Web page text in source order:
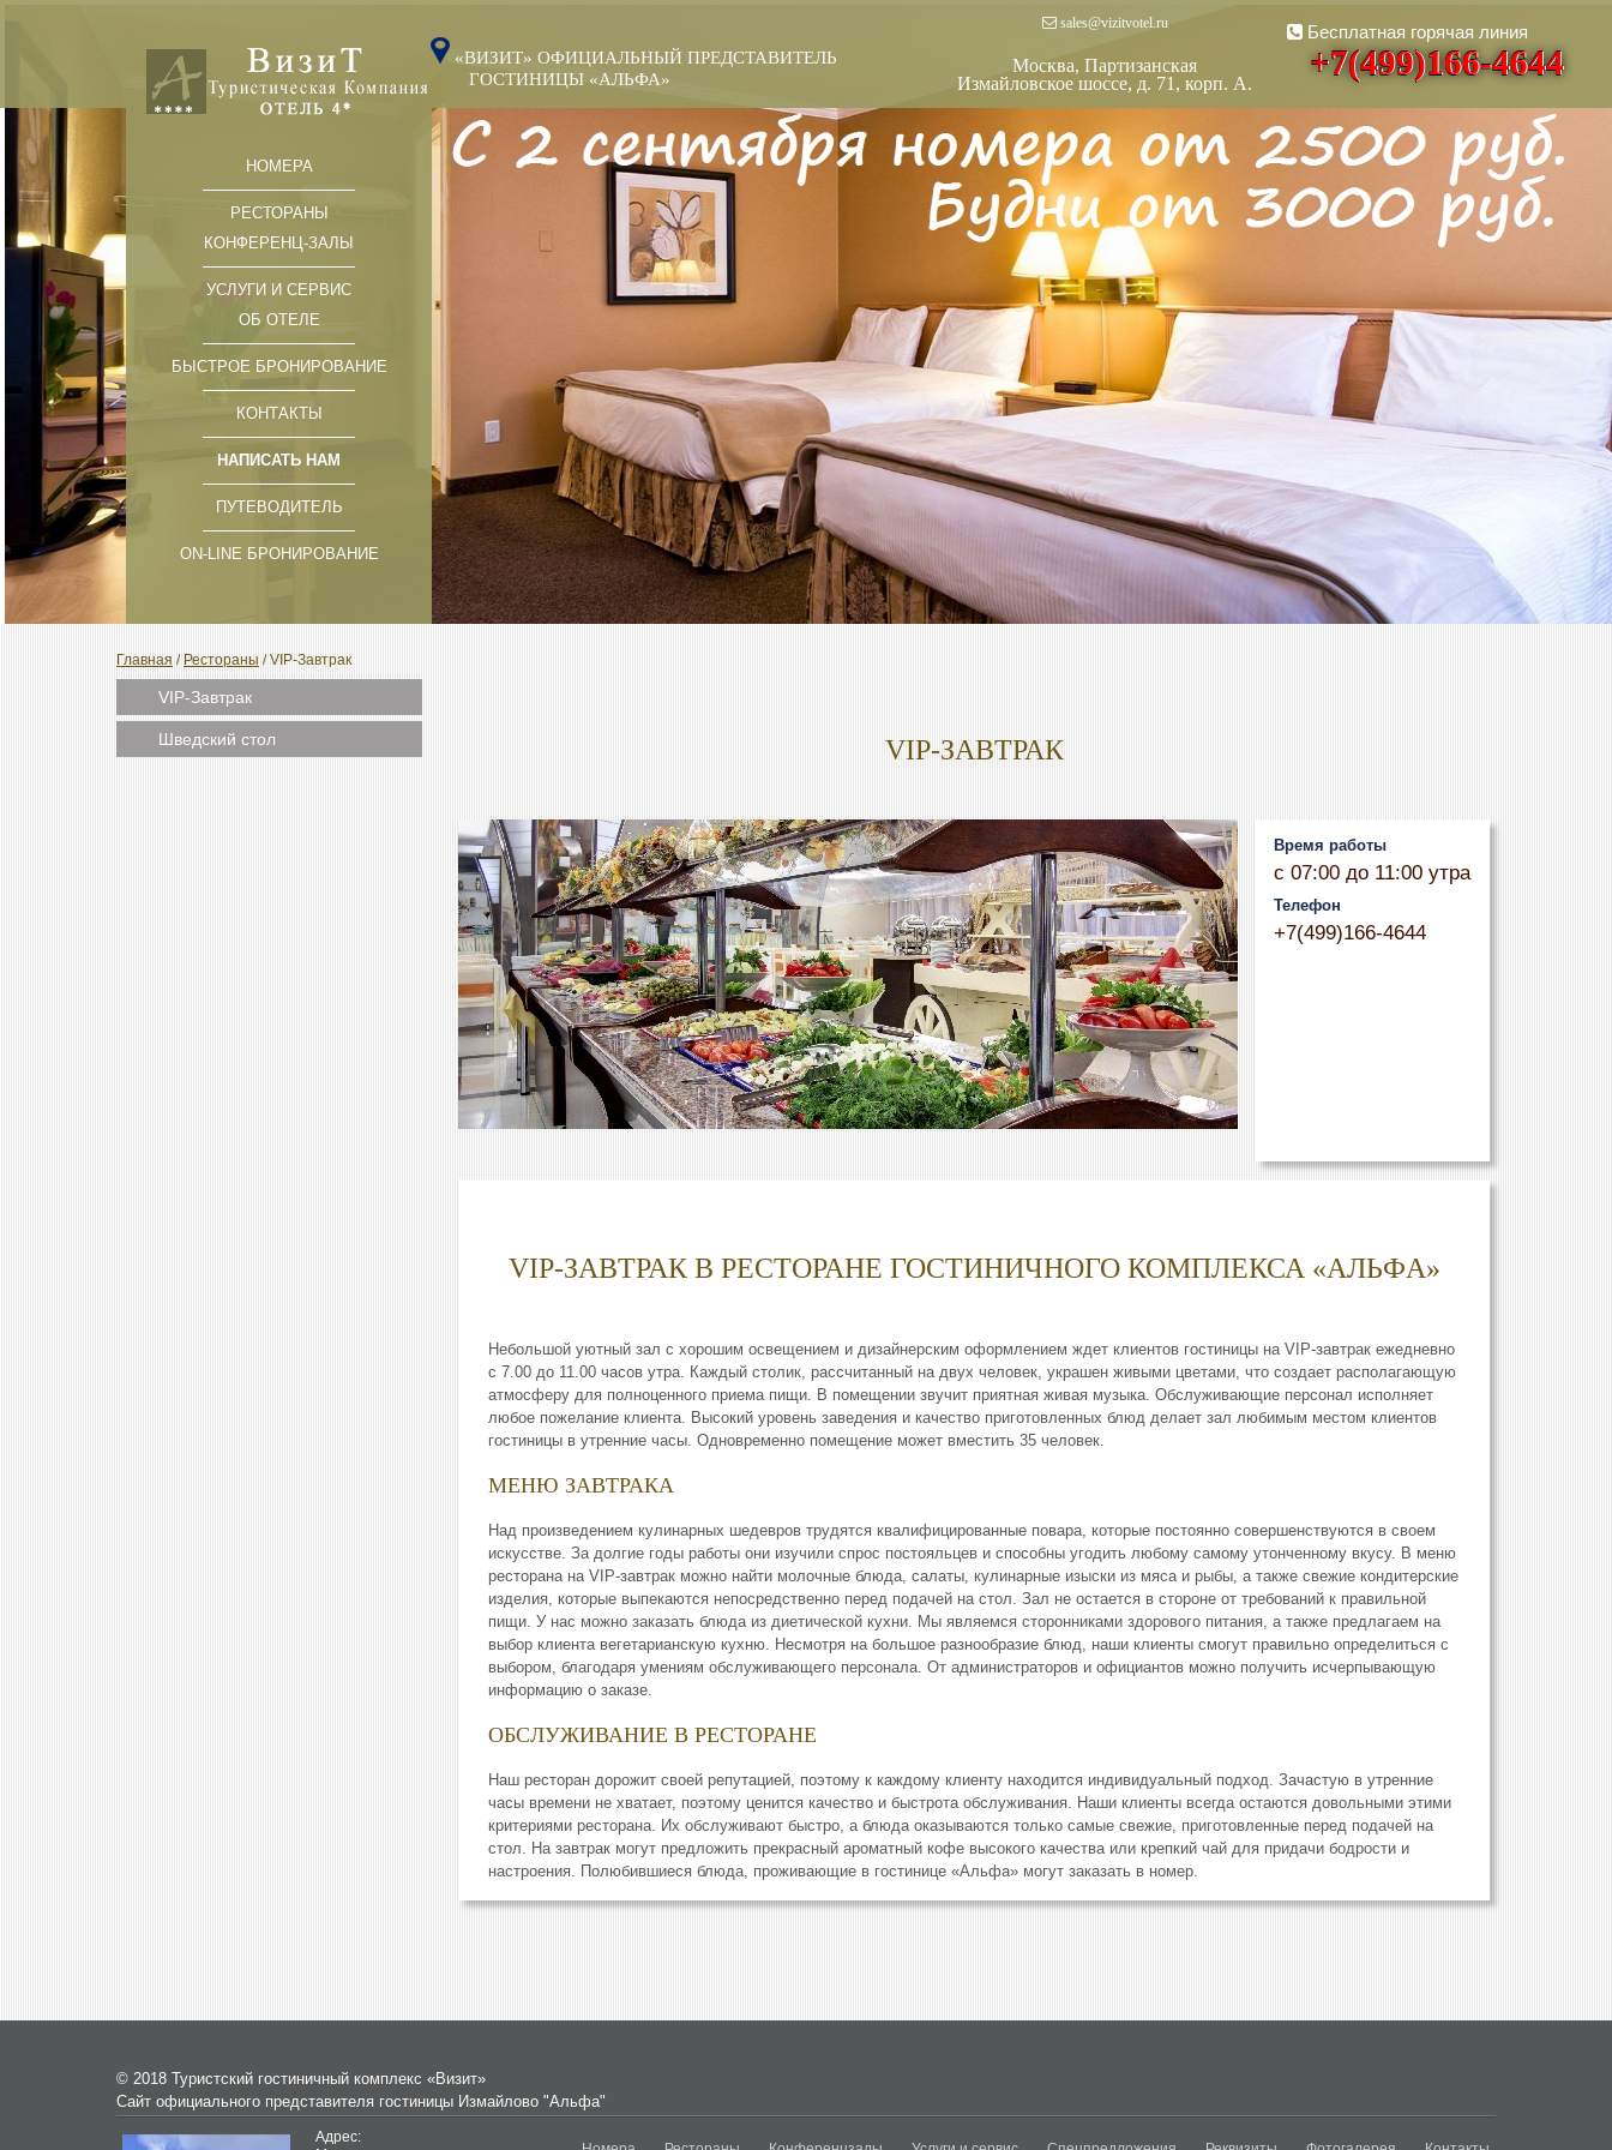
НОМЕРА
РЕСТОРАНЫ
КОНФЕРЕНЦ-ЗАЛЫ
УСЛУГИ И СЕРВИС
ОБ ОТЕЛЕ
БЫСТРОЕ БРОНИРОВАНИЕ
КОНТАКТЫ
НАПИСАТЬ НАМ
ПУТЕВОДИТЕЛЬ
ON-LINE БРОНИРОВАНИЕ
«ВИЗИТ» ОФИЦИАЛЬНЫЙ ПРЕДСТАВИТЕЛЬ
ГОСТИНИЦЫ «АЛЬФА»
sales@vizitvotel.ru
Москва, Партизанская
Измайловское шоссе, д. 71, корп. А.
Бесплатная горячая линия
+7(499)166-4644
Главная / Рестораны /VIP-Завтрак
VIP-Завтрак
Шведский стол VIP-ЗАВТРАК
Время работы
с 07:00 до 11:00 утра
Телефон
+7(499)166-4644
VIP-ЗАВТРАК В РЕСТОРАНЕ ГОСТИНИЧНОГО КОМПЛЕКСА «AЛЬФA»
Небольшой уютный зал с хорошим освещением и дизайнерским оформлением ждет клиентов гостиницы на VIP-завтрак ежедневно
с 7.00 до 11.00 часов утра. Каждый столик, рассчитанный на двух человек, украшен живыми цветами, что создает располагающую
атмосферу для полноценного приема пищи. В помещении звучит приятная живая музыка. Обслуживающие персонал исполняет
любое пожелание клиента. Высокий уровень заведения и качество приготовленных блюд делает зал любимым местом клиентов
гостиницы в утренние часы. Одновременно помещение может вместить 35 человек.
МЕНЮ ЗАВТРАКА
Над произведением кулинарных шедевров трудятся квалифицированные повара, которые постоянно совершенствуются в своем
искусстве. За долгие годы работы они изучили спрос постояльцев и способны угодить любому самому утонченному вкусу. В меню
ресторана на VIP-завтрак можно найти молочные блюда, салаты, кулинарные изыски из мяса и рыбы, а также свежие кондитерские
изделия, которые выпекаются непосредственно перед подачей на стол. Зал не остается в стороне от требований к правильной
пищи. У нас можно заказать блюда из диетической кухни. Мы являемся сторонниками здорового питания, а также предлагаем на
выбор клиента вегетарианскую кухню. Несмотря на большое разнообразие блюд, наши клиенты смогут правильно определиться с
выбором, благодаря умениям обслуживающего персонала. От администраторов и официантов можно получить исчерпывающую
информацию о заказе.
ОБСЛУЖИВАНИЕ В РЕСТОРАНЕ
Наш ресторан дорожит своей репутацией, поэтому к каждому клиенту находится индивидуальный подход. Зачастую в утренние
часы времени не хватает, поэтому ценится качество и быстрота обслуживания. Наши клиенты всегда остаются довольными этими
критериями ресторана. Их обслуживают быстро, а блюда оказываются только самые свежие, приготовленные перед подачей на
стол. На завтрак могут предложить прекрасный ароматный кофе высокого качества или крепкий чай для придачи бодрости и
настроения. Полюбившиеся блюда, проживающие в гостинице «Aльфa» могут заказать в номер.
© 2018 Туристский гостиничный комплекс «Визит»
Сайт официального представителя гостиницы Измайлово "Альфа"
Адрес: